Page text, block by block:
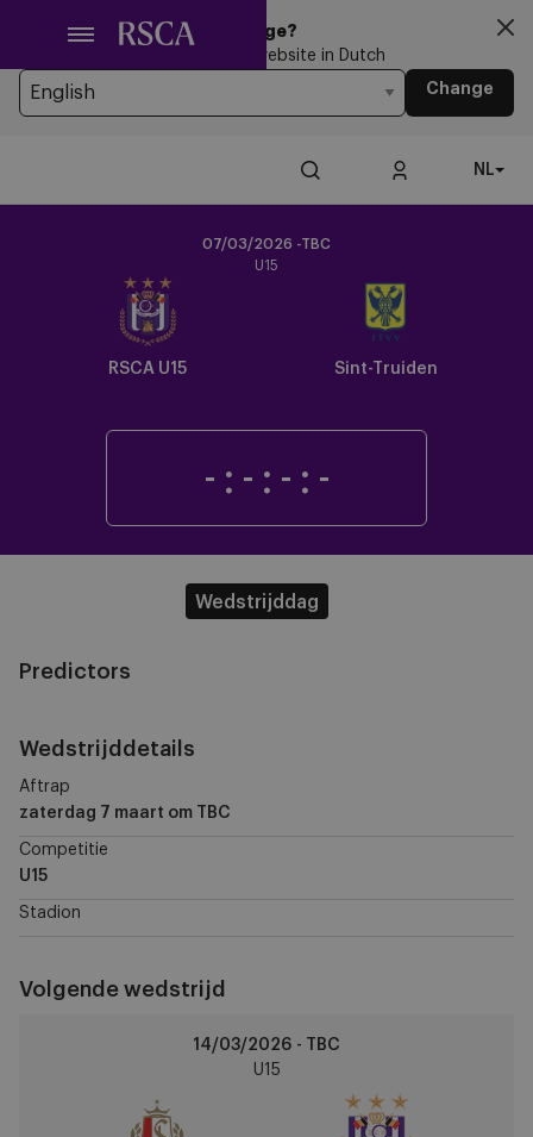
hoofdinhoud
Looking for another Language?
You’re currently browsing the website in Dutch
Change
NL
07/03/2026 -TBC
U15
Crest
Dark
RSCA U15 Sint-Truiden
- : - : - : -
Wedstrijddag
Predictors
Wedstrijddetails
Aftrap
zaterdag 7 maart om TBC
Competitie
U15
Stadion
Volgende wedstrijd
14/03/2026 - TBC
U15